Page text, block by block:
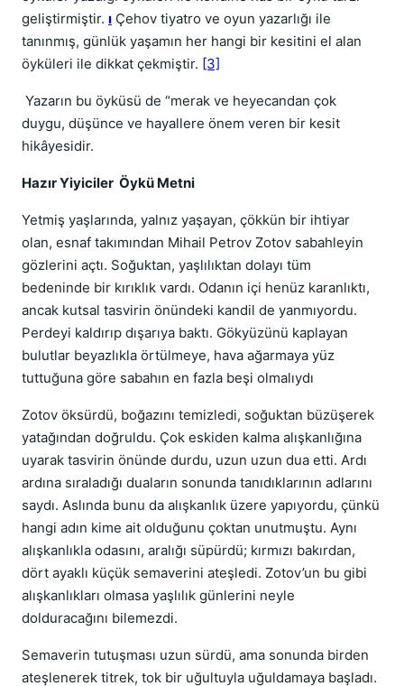
geliştirmiştir. ı Çehov tiyatro ve oyun yazarlığı ile
tanınmış, günlük yaşamın her hangi bir kesitini el alan
öyküleri ile dikkat çekmiştir. [3]
Yazarın bu öyküsü de “merak ve heyecandan çok
duygu, düşünce ve hayallere önem veren bir kesit
hikâyesidir.
Hazır Yiyiciler Öykü Metni
Yetmiş yaşlarında, yalnız yaşayan, çökkün bir ihtiyar
olan, esnaf takımından Mihail Petrov Zotov sabahleyin
gözlerini açtı. Soğuktan, yaşlılıktan dolayı tüm
bedeninde bir kırıklık vardı. Odanın içi henüz karanlıktı,
ancak kutsal tasvirin önündeki kandil de yanmıyordu.
Perdeyi kaldırıp dışarıya baktı. Gökyüzünü kaplayan
bulutlar beyazlıkla örtülmeye, hava ağarmaya yüz
tuttuğuna göre sabahın en fazla beşi olmalıydı
Zotov öksürdü, boğazını temizledi, soğuktan büzüşerek
yatağından doğruldu. Çok eskiden kalma alışkanlığına
uyarak tasvirin önünde durdu, uzun uzun dua etti. Ardı
ardına sıraladığı duaların sonunda tanıdıklarının adlarını
saydı. Aslında bunu da alışkanlık üzere yapıyordu, çünkü
hangi adın kime ait olduğunu çoktan unutmuştu. Aynı
alışkanlıkla odasını, aralığı süpürdü; kırmızı bakırdan,
dört ayaklı küçük semaverini ateşledi. Zotov’un bu gibi
alışkanlıkları olmasa yaşlılık günlerini neyle
dolduracağını bilemezdi.
Semaverin tutuşması uzun sürdü, ama sonunda birden
ateşlenerek titrek, tok bir uğultuyla uğuldamaya başladı.